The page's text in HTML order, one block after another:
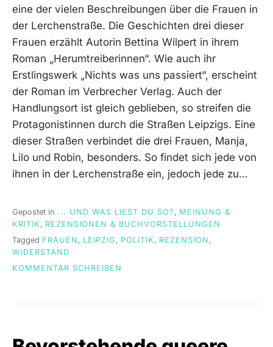
eine der vielen Beschreibungen über die Frauen in
der Lerchenstraße. Die Geschichten drei dieser
Frauen erzählt Autorin Bettina Wilpert in ihrem
Roman „Herumtreiberinnen“. Wie auch ihr
Erstlingswerk „Nichts was uns passiert“, erscheint
der Roman im Verbrecher Verlag. Auch der
Handlungsort ist gleich geblieben, so streifen die
Protagonistinnen durch die Straßen Leipzigs. Eine
dieser Straßen verbindet die drei Frauen, Manja,
Lilo und Robin, besonders. So findet sich jede von
ihnen in der Lerchenstraße ein, jedoch jede zu…
Gepostet in ... UND WAS LIEST DU SO? , MEINUNG &
KRITIK , REZENSIONEN & BUCHVORSTELLUNGEN
Tagged FRAUEN , LEIPZIG , POLITIK , REZENSION ,
WIDERSTAND
KOMMENTAR SCHREIBEN
INBLICK I